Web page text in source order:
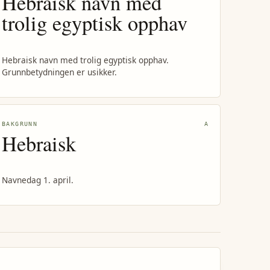
trolig egyptisk opphav
Hebraisk navn med trolig egyptisk opphav.
Grunnbetydningen er usikker.
BAKGRUNN A
Hebraisk
Navnedag 1. april.